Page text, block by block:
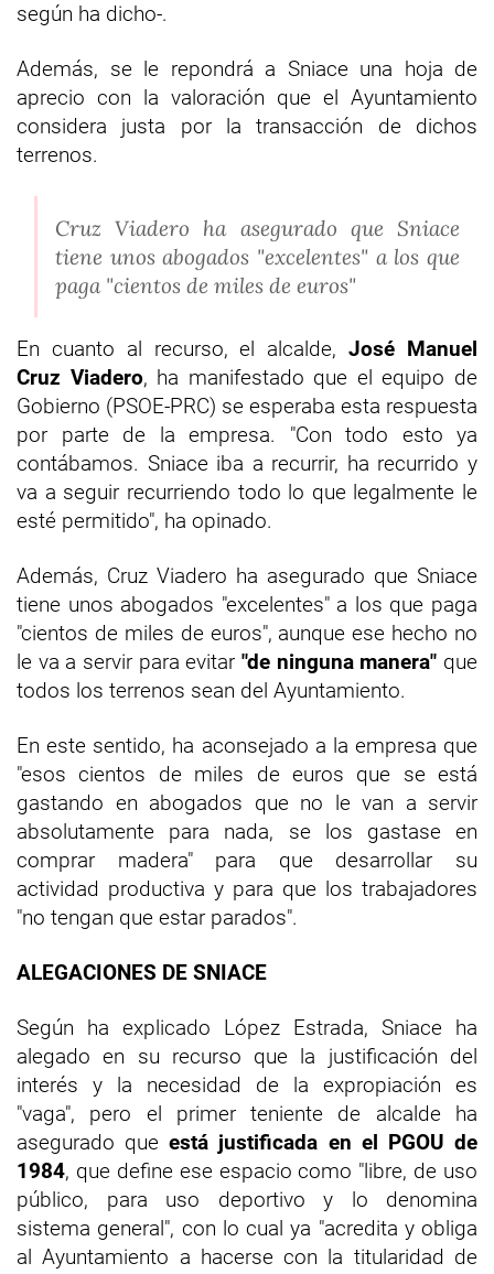
según ha dicho-.
Además, se le repondrá a Sniace una hoja de
aprecio con la valoración que el Ayuntamiento
considera justa por la transacción de dichos
terrenos.
Cruz Viadero ha asegurado que Sniace
tiene unos abogados "excelentes" a los que
paga "cientos de miles de euros"
En cuanto al recurso, el alcalde,José Manuel
Cruz Viadero, ha manifestado que el equipo de
Gobierno (PSOE-PRC) se esperaba esta respuesta
por parte de la empresa. "Con todo esto ya
contábamos. Sniace iba a recurrir, ha recurrido y
va a seguir recurriendo todo lo que legalmente le
esté permitido", ha opinado.
Además, Cruz Viadero ha asegurado que Sniace
tiene unos abogados "excelentes" a los que paga
"cientos de miles de euros", aunque ese hecho no
le va a servir para evitar "de ninguna manera" que
todos los terrenos sean del Ayuntamiento.
En este sentido, ha aconsejado a la empresa que
"esos cientos de miles de euros que se está
gastando en abogados que no le van a servir
absolutamente para nada, se los gastase en
comprar madera" para que desarrollar su
actividad productiva y para que los trabajadores
"no tengan que estar parados".
ALEGACIONES DE SNIACE
Según ha explicado López Estrada, Sniace ha
alegado en su recurso que la justificación del
interés y la necesidad de la expropiación es
"vaga", pero el primer teniente de alcalde ha
asegurado queestá justificada en el PGOU de
1984, que define ese espacio como "libre, de uso
público, para uso deportivo y lo denomina
sistema general", con lo cual ya "acredita y obliga
al Ayuntamiento a hacerse con la titularidad de